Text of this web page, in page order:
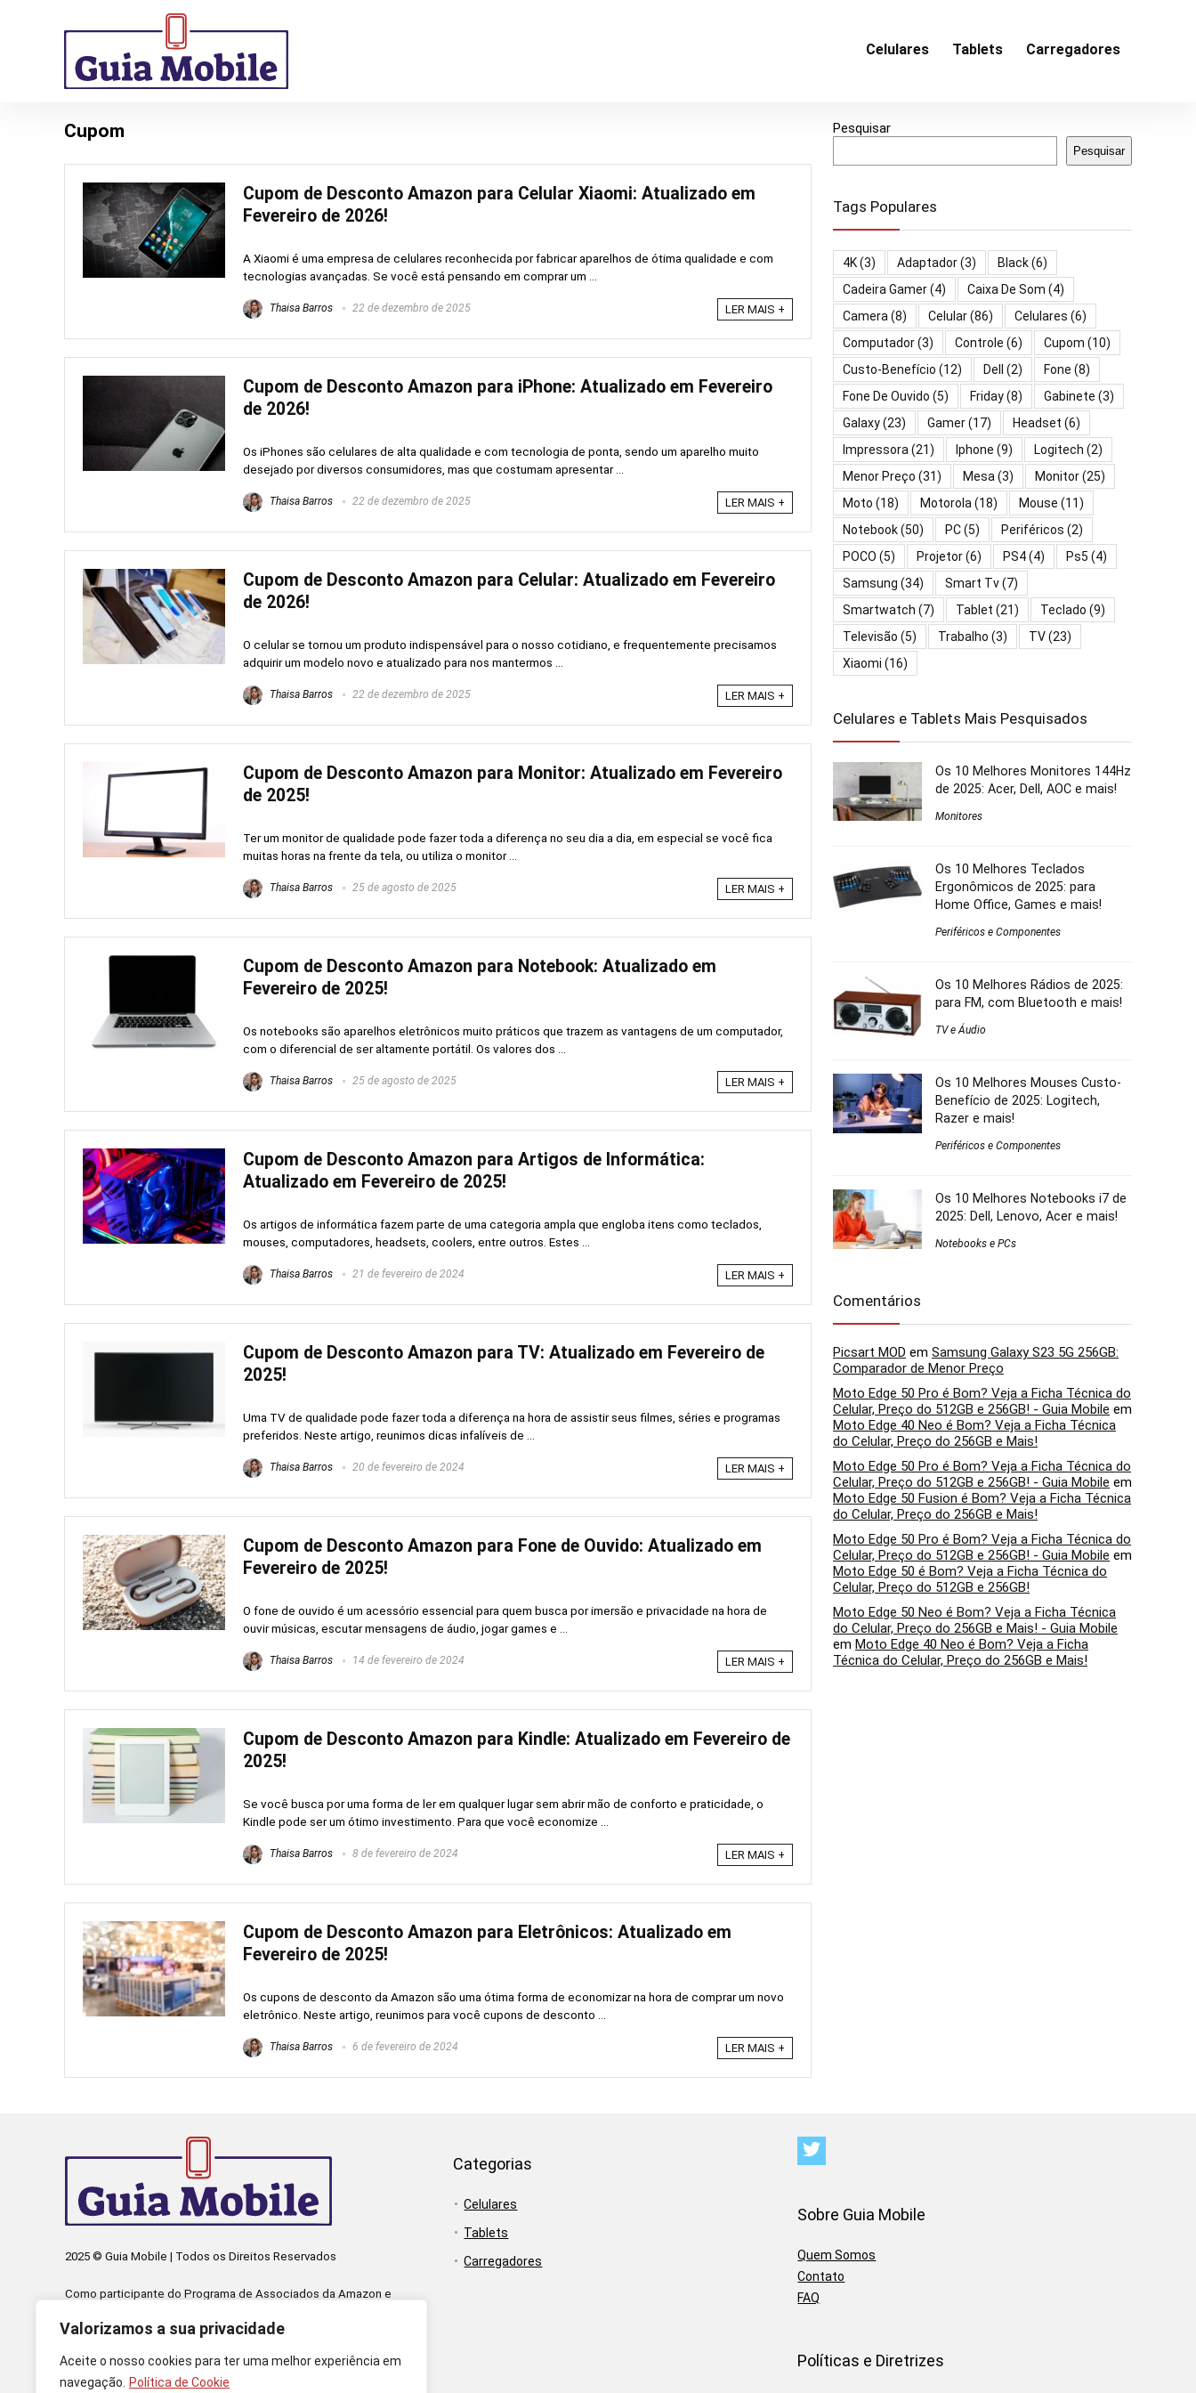
Valorizamos a sua privacidade
Aceite o nosso cookies para ter uma melhor experiência em
navegação.
Política de Cookie
Celulares Tablets Carregadores
Cupom
Cupom de Desconto Amazon para Celular Xiaomi: Atualizado em
Fevereiro de 2026!
A Xiaomi é uma empresa de celulares reconhecida por fabricar aparelhos de ótima qualidade e com
tecnologias avançadas. Se você está pensando em comprar um ...
Thaisa Barros 22 de dezembro de 2025 LER MAIS +
Cupom de Desconto Amazon para iPhone: Atualizado em Fevereiro
de 2026!
Os iPhones são celulares de alta qualidade e com tecnologia de ponta, sendo um aparelho muito
desejado por diversos consumidores, mas que costumam apresentar ...
Thaisa Barros 22 de dezembro de 2025 LER MAIS +
Cupom de Desconto Amazon para Celular: Atualizado em Fevereiro
de 2026!
O celular se tornou um produto indispensável para o nosso cotidiano, e frequentemente precisamos
adquirir um modelo novo e atualizado para nos mantermos ...
Thaisa Barros 22 de dezembro de 2025 LER MAIS +
Cupom de Desconto Amazon para Monitor: Atualizado em Fevereiro
de 2025!
Ter um monitor de qualidade pode fazer toda a diferença no seu dia a dia, em especial se você fica
muitas horas na frente da tela, ou utiliza o monitor ...
Thaisa Barros 25 de agosto de 2025 LER MAIS +
Cupom de Desconto Amazon para Notebook: Atualizado em
Fevereiro de 2025!
Os notebooks são aparelhos eletrônicos muito práticos que trazem as vantagens de um computador,
com o diferencial de ser altamente portátil. Os valores dos ...
Thaisa Barros 25 de agosto de 2025 LER MAIS +
Cupom de Desconto Amazon para Artigos de Informática:
Atualizado em Fevereiro de 2025!
Os artigos de informática fazem parte de uma categoria ampla que engloba itens como teclados,
mouses, computadores, headsets, coolers, entre outros. Estes ...
Thaisa Barros 21 de fevereiro de 2024 LER MAIS +
Cupom de Desconto Amazon para TV: Atualizado em Fevereiro de
2025!
Uma TV de qualidade pode fazer toda a diferença na hora de assistir seus filmes, séries e programas
preferidos. Neste artigo, reunimos dicas infalíveis de ...
Thaisa Barros 20 de fevereiro de 2024 LER MAIS +
Cupom de Desconto Amazon para Fone de Ouvido: Atualizado em
Fevereiro de 2025!
O fone de ouvido é um acessório essencial para quem busca por imersão e privacidade na hora de
ouvir músicas, escutar mensagens de áudio, jogar games e ...
Thaisa Barros 14 de fevereiro de 2024 LER MAIS +
Cupom de Desconto Amazon para Kindle: Atualizado em Fevereiro de
2025!
Se você busca por uma forma de ler em qualquer lugar sem abrir mão de conforto e praticidade, o
Kindle pode ser um ótimo investimento. Para que você economize ...
Thaisa Barros 8 de fevereiro de 2024 LER MAIS +
Cupom de Desconto Amazon para Eletrônicos: Atualizado em
Fevereiro de 2025!
Os cupons de desconto da Amazon são uma ótima forma de economizar na hora de comprar um novo
eletrônico. Neste artigo, reunimos para você cupons de desconto ...
Thaisa Barros 6 de fevereiro de 2024 LER MAIS +
Pesquisar
Pesquisar
Tags Populares
4K(3) Adaptador(3) Black(6)
Cadeira Gamer(4) Caixa De Som (4)
Camera (8) Celular(86) Celulares (6)
Computador(3) Controle (6) Cupom (10)
Custo-Benefício (12) Dell (2) Fone (8)
Fone De Ouvido (5) Friday(8) Gabinete (3)
Galaxy(23) Gamer(17) Headset (6)
Impressora (21) Iphone (9) Logitech (2)
Menor Preço (31) Mesa (3) Monitor(25)
Moto (18) Motorola (18) Mouse (11)
Notebook(50) PC(5) Periféricos (2)
POCO (5) Projetor(6) PS4(4) Ps5 (4)
Samsung (34) Smart Tv(7)
Smartwatch (7) Tablet (21) Teclado (9)
Televisão (5) Trabalho (3) TV(23)
Xiaomi (16)
Celulares e Tablets Mais Pesquisados
Os 10 Melhores Monitores 144Hz
de 2025: Acer, Dell, AOC e mais!
Monitores
Os 10 Melhores Teclados
Ergonômicos de 2025: para
Home Office, Games e mais!
Periféricos e Componentes
Os 10 Melhores Rádios de 2025:
para FM, com Bluetooth e mais!
TV e Áudio
Os 10 Melhores Mouses Custo-
Benefício de 2025: Logitech,
Razer e mais!
Periféricos e Componentes
Os 10 Melhores Notebooks i7 de
2025: Dell, Lenovo, Acer e mais!
Notebooks e PCs
Comentários
Picsart MOD em Samsung Galaxy S23 5G 256GB:
Comparador de Menor Preço
Moto Edge 50 Pro é Bom? Veja a Ficha Técnica do
Celular, Preço do 512GB e 256GB! - Guia Mobile em
Moto Edge 40 Neo é Bom? Veja a Ficha Técnica
do Celular, Preço do 256GB e Mais!
Moto Edge 50 Pro é Bom? Veja a Ficha Técnica do
Celular, Preço do 512GB e 256GB! - Guia Mobile em
Moto Edge 50 Fusion é Bom? Veja a Ficha Técnica
do Celular, Preço do 256GB e Mais!
Moto Edge 50 Pro é Bom? Veja a Ficha Técnica do
Celular, Preço do 512GB e 256GB! - Guia Mobile em
Moto Edge 50 é Bom? Veja a Ficha Técnica do
Celular, Preço do 512GB e 256GB!
Moto Edge 50 Neo é Bom? Veja a Ficha Técnica
do Celular, Preço do 256GB e Mais! - Guia Mobile
em Moto Edge 40 Neo é Bom? Veja a Ficha
Técnica do Celular, Preço do 256GB e Mais!
2025 © Guia Mobile | Todos os Direitos Reservados
Como participante do Programa de Associados da Amazon e
pelas compras qualificadas efetuadas.
Categorias
Celulares
Tablets
Carregadores
Sobre Guia Mobile
Quem Somos
Contato
FAQ
Políticas e Diretrizes